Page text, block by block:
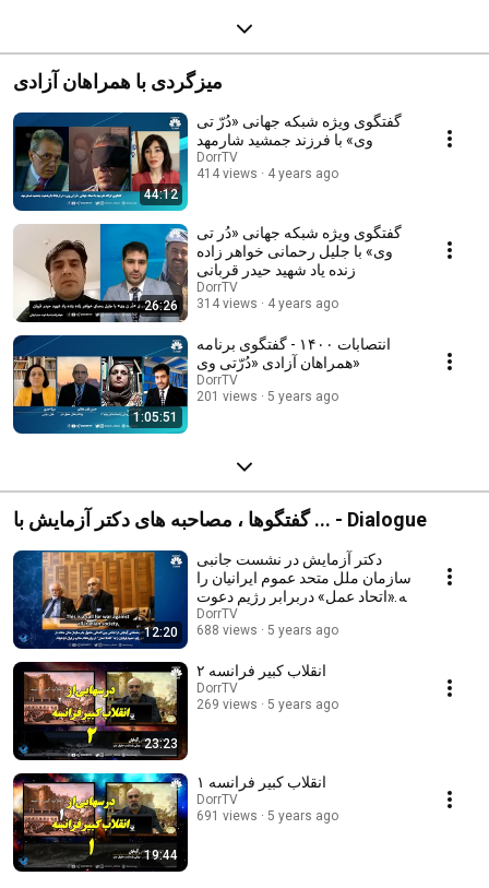
میزگردی با همراهان آزادی
44:12
گفتگوی ویژه شبکه جهانی «دُرّ تی
وی» با فرزند جمشید شارمهد
DorrTV
414 views
4 years ago
26:26
گفتگوی ویژه شبکه جهانی «دُر تی
وی» با جلیل رحمانی خواهر زاده
زنده یاد شهید حیدر قربانی
DorrTV
314 views
4 years ago
1:05:51
انتصابات ١۴٠٠ - گفتگوی برنامه
همراهان آزادی «دُرّتی وی»
DorrTV
201 views
5 years ago
گفتگوها ، مصاحبه های دکتر آزمایش با ... - Dialogue
12:20
دکتر آزمایش در نشست جانبی
سازمان ملل متحد عموم ایرانیان را
به «اتحاد عمل» دربرابر رژیم دعوت
کرد
DorrTV
688 views
5 years ago
23:23
انقلاب کبیر فرانسه ۲
DorrTV
269 views
5 years ago
19:44
انقلاب کبیر فرانسه ۱
DorrTV
691 views
5 years ago